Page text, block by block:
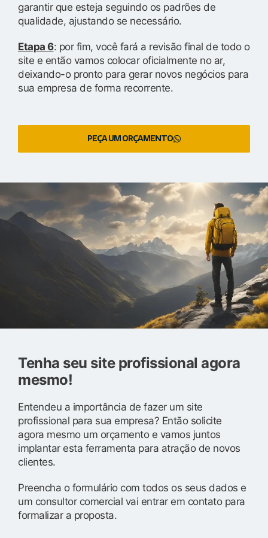
garantir que esteja seguindo os padrões de
qualidade, ajustando se necessário.
Etapa 6: por fim, você fará a revisão final de todo o
site e então vamos colocar oficialmente no ar,
deixando-o pronto para gerar novos negócios para
sua empresa de forma recorrente.
PEÇA UM ORÇAMENTO
Tenha seu site profissional agora
mesmo!
Entendeu a importância de fazer um site
profissional para sua empresa? Então solicite
agora mesmo um orçamento e vamos juntos
implantar esta ferramenta para atração de novos
clientes.
Preencha o formulário com todos os seus dados e
um consultor comercial vai entrar em contato para
formalizar a proposta.